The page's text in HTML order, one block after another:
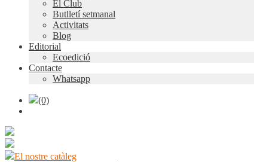
El Club
Butlletí setmanal
Activitats
Blog
Editorial
Ecoedició
Contacte
Whatsapp
(0)
El nostre catàleg